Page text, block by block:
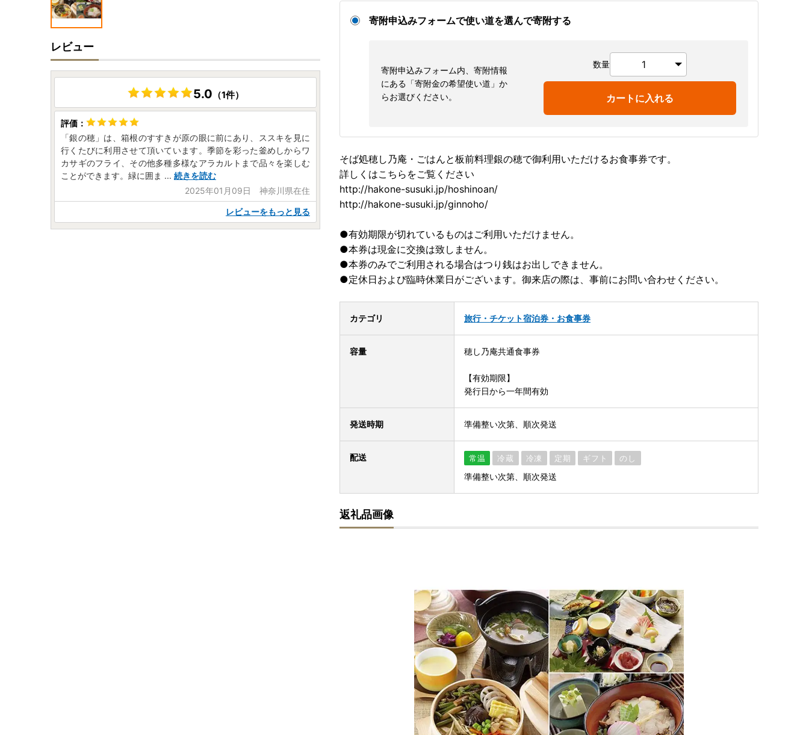
寄附申込みフォームで使い道を選んで寄附する
寄附申込みフォーム内、寄附情報
にある「寄附金の希望使い道」か
らお選びください。
数量
カートに入れる
そば処穂し乃庵・ごはんと板前料理銀の穂で御利用いただけるお食事券です。
詳しくはこちらをご覧ください
http://hakone-susuki.jp/hoshinoan/
http://hakone-susuki.jp/ginnoho/
●有効期限が切れているものはご利用いただけません。
●本券は現金に交換は致しません。
●本券のみでご利用される場合はつり銭はお出しできません。
●定休日および臨時休業日がございます。御来店の際は、事前にお問い合わせください。
カテゴリ 旅行・チケット宿泊券・お食事券
容量 穂し乃庵共通食事券
【有効期限】
発行日から一年間有効
発送時期 準備整い次第、順次発送
配送 常温 冷蔵 冷凍 定期 ギフト のし
準備整い次第、順次発送
返礼品画像
レビュー
5.0 （1件）
「銀の穂」は、箱根のすすきが原の眼に前にあり、ススキを見に
行くたびに利用させて頂いています。季節を彩った釜めしからワ
カサギのフライ、その他多種多様なアラカルトまで品々を楽しむ
ことができます。​緑に囲ま ... 続きを読む
2025年01月09日 神奈川県在住
レビューをもっと見る